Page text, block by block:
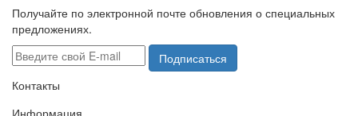
Получайте по электронной почте обновления о специальных
предложениях.
Подписаться
Контакты
Информация